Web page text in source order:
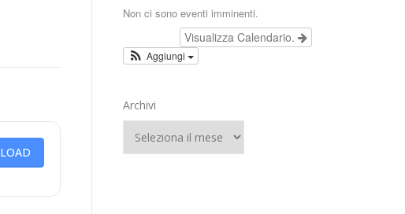
Non ci sono eventi imminenti.
Visualizza Calendario.
Aggiungi
Archivi